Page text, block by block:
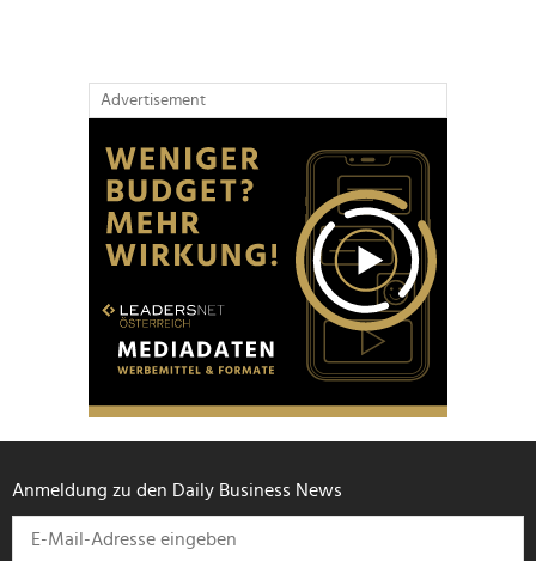
Advertisement
Anmeldung zu den Daily Business News